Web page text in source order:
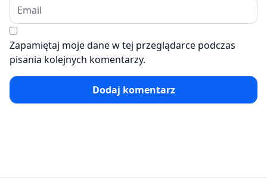
Zapamiętaj moje dane w tej przeglądarce podczas
pisania kolejnych komentarzy.
Dodaj komentarz